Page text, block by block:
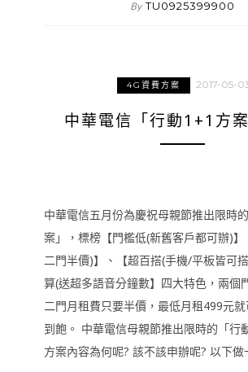
By TU0925399900
4G資費方案 2017-05-
中華電信「行動1+1方
中華電信五月份為慶祝母親節推出限時
案」，標榜【門檻低(新舊客戶都可辦)
二門半價)】、【超百搭(手機/平板皆可
算(送超多語音分鐘數】四大特色，兩個
二門月租費只要半價，最低月租499元
到飽。 中華電信母親節推出限時的「行
方案內容為何呢? 該不該申辦呢? 以下